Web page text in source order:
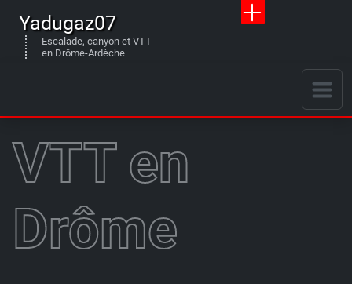
Yadugaz07
Escalade, canyon et VTT
en Drôme-Ardèche
VTT en
Drôme